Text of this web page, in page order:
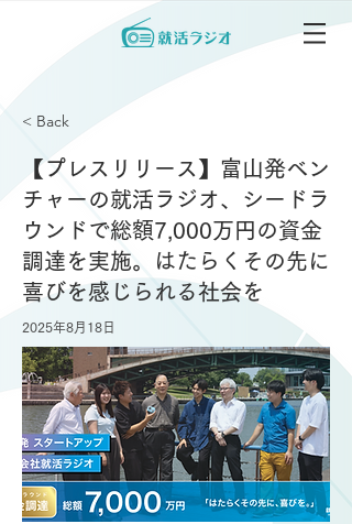
< Back
【プレスリリース】富山発ベン
チャーの就活ラジオ、シードラ
ウンドで総額7,000万円の資金
調達を実施。はたらくその先に
喜びを感じられる社会を
2025年8月18日